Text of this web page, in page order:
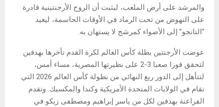
والمرشد على أرض الملعب، ليثبت أن الروح الأرجنتينية قادرة
على النهوض من تحت الرماد في الأوقات الحاسمة، ليعيد
“التانجو” إلى الأضواء كمرشح لا يستهان به.
عوضت الأرجنتين بطلة كأس العالم لكرة القدم تأخرها بهدفين
لتحقق فوزا صعبا 3-2 على نظيرتها المصرية، مساء أمس،
لتتأهل إلى الدور ربع النهائي من بطولة كأس العالم 2026 التي
تقام في الولايات المتحدة الأمريكية وكندا والمكسيك. وتقدم
الفراعنة بهدفين لكل من ياسر إبراهيم ومصطفى زيكو في